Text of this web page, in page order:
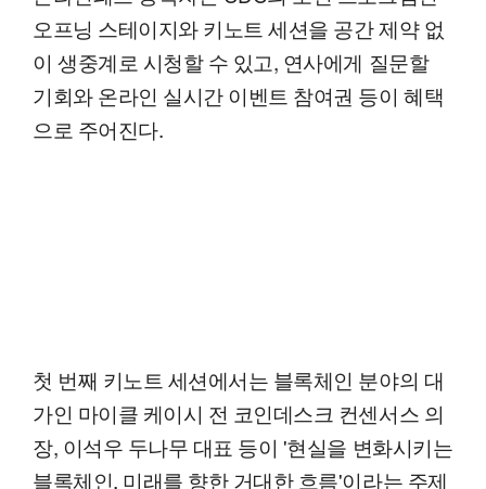
오프닝 스테이지와 키노트 세션을 공간 제약 없
이 생중계로 시청할 수 있고, 연사에게 질문할
기회와 온라인 실시간 이벤트 참여권 등이 혜택
으로 주어진다.
첫 번째 키노트 세션에서는 블록체인 분야의 대
가인 마이클 케이시 전 코인데스크 컨센서스 의
장, 이석우 두나무 대표 등이 '현실을 변화시키는
블록체인, 미래를 향한 거대한 흐름'이라는 주제